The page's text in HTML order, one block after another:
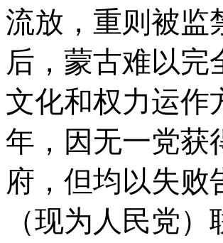
流放，重则被监
后，蒙古难以完
文化和权力运作
年，因无一党获
府，但均以失败
（现为人民党